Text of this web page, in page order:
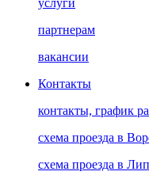
услуги
партнерам
вакансии
Контакты
контакты, график
схема проезда в
схема проезда в